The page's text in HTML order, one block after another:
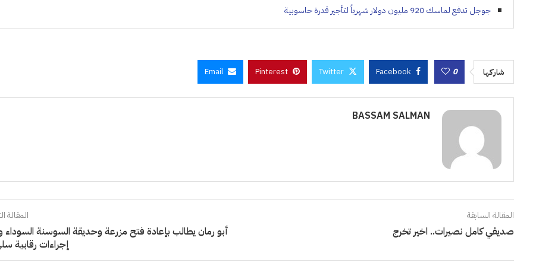
جوجل تدفع لماسك 920 مليون دولار شهرياً لتأجير قدرة حاسوبية
شاركها 0
Facebook
Twitter
Pinterest
Email
BASSAM SALMAN
المقالة السابقة
صديقي كامل نصيرات.. اخير تخرج
المقالة
أبو رمان يطالب بإعادة فتح مزرعة وحديقة السوسنة
إجراءات رقابية